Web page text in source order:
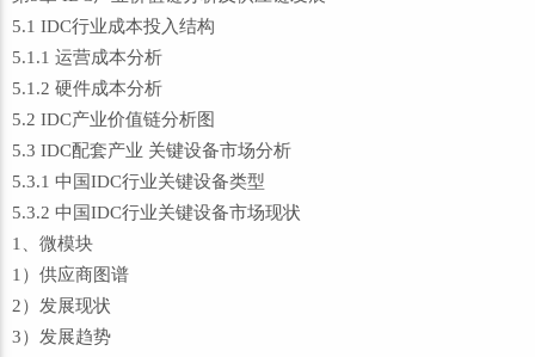
5.1 IDC行业成本投入结构
5.1.1 运营成本分析
5.1.2 硬件成本分析
5.2 IDC产业价值链分析图
5.3 IDC配套产业 关键设备市场分析
5.3.1 中国IDC行业关键设备类型
5.3.2 中国IDC行业关键设备市场现状
1、微模块
1）供应商图谱
2）发展现状
3）发展趋势